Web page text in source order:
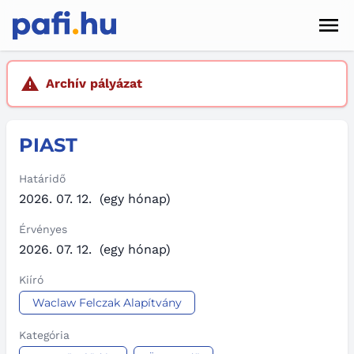
Hírek
Pályázatok
Szolgáltatások
Kapcsolat
Sötét mód
Archív pályázat
PIAST
Határidő
2026. 07. 12. (egy hónap)
Érvényes
2026. 07. 12. (egy hónap)
Kiíró
Waclaw Felczak Alapítvány
Kategória